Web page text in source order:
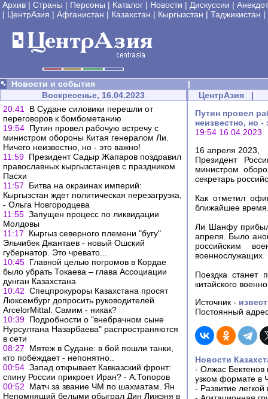
Архив | Страны | Персоны | Каталог | Новости | Дискуссии |
| ЦентрАзия | Афганистан | Казахстан | Кыргызстан | Таджикистан |
Новости и события
|
Воскресенье, 16.04.2023
20:41
В Судане силовики перешли от
переговоров к бомбометанию
19:54 Путин провел рабочую встречу с
министром обороны Китая генералом Ли.
Ничего неизвестно, но - это важно!
11:59 Президент Садыр Жапаров поздравил
православных кыргызстанцев с праздником
Пасхи
11:57
Битва на окраинах империй:
Кыргызстан ждет политическая перезагрузка,
- Ольга Новгородцева
11:55 Запущен процесс по ликвидации
Молдовы
11:17
Кыргыз северного племени "бугу"
Эльчибек Джантаев - новый Ошский
губернатор. Это чревато...
10:45 Главной целью погромов в Кордае
было убрать Токаева – глава Ассоциации
дунган Казахстана
10:42 Спецпрокуроры Казахстана просят
Люксембург допросить руководителей
ArсelorMittal. Самим - никак?
10:39 Подробности о "внебрачном сыне
Нурсултана Назарбаева" распространяются
в сети
08:27
Мятеж в Судане: в бой пошли танки,
кто побеждает - непонятно..
00:54 Запад открывает Кавказский фронт:
спину России прикроет Иран? - А.Топоров
00:52
Матч за звание ЧМ по шахматам. Ян
Непомнящий белыми обыграл Дин Лижэня в
ЦентрАзия |
Путин провел
неизвестно, но -
19:54 16.04.2023
16 апреля 2023,
Президент
министром
секретарь
Как отметил
ближайшее
Ли Шанфу
апреля. Было
российским
военнослужащих.
Поездка станет
китайского
Источник -
Постоянный
Новости
- Олжас Бектенов
узком формате в
- Развитие